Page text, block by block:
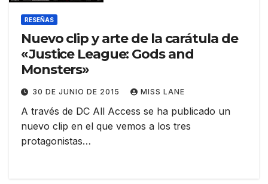
RESEÑAS
Nuevo clip y arte de la carátula de
«Justice League: Gods and
Monsters»
30 DE JUNIO DE 2015 MISS LANE
A través de DC All Access se ha publicado un
nuevo clip en el que vemos a los tres
protagonistas…